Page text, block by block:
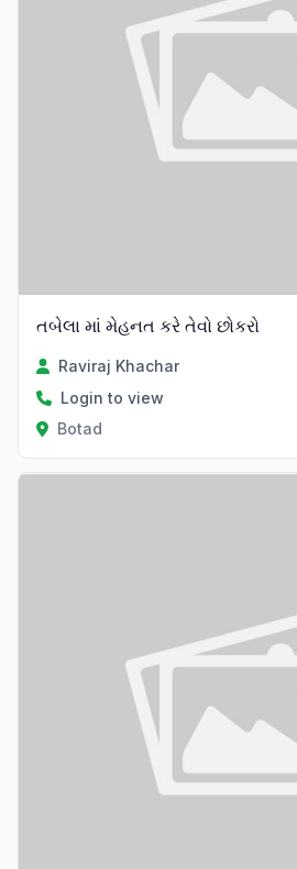
તબેલા માં મેહનત કરે તેવો છોકરો
Raviraj Khachar
Login to view
Botad